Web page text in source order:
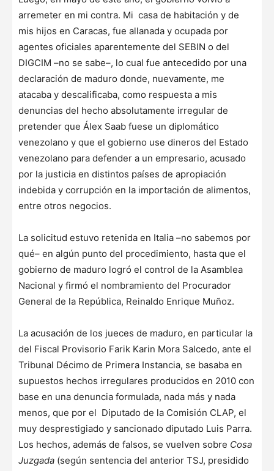
arremeter en mi contra. Mi casa de habitación y de
mis hijos en Caracas, fue allanada y ocupada por
agentes oficiales aparentemente del SEBIN o del
DIGCIM –no se sabe–, lo cual fue antecedido por una
declaración de maduro donde, nuevamente, me
atacaba y descalificaba, como respuesta a mis
denuncias del hecho absolutamente irregular de
pretender que Álex Saab fuese un diplomático
venezolano y que el gobierno use dineros del Estado
venezolano para defender a un empresario, acusado
por la justicia en distintos países de apropiación
indebida y corrupción en la importación de alimentos,
entre otros negocios.
La solicitud estuvo retenida en Italia –no sabemos por
qué– en algún punto del procedimiento, hasta que el
gobierno de maduro logró el control de la Asamblea
Nacional y firmó el nombramiento del Procurador
General de la República, Reinaldo Enrique Muñoz.
La acusación de los jueces de maduro, en particular la
del Fiscal Provisorio Farik Karin Mora Salcedo, ante el
Tribunal Décimo de Primera Instancia, se basaba en
supuestos hechos irregulares producidos en 2010 con
base en una denuncia formulada, nada más y nada
menos, que por el Diputado de la Comisión CLAP, el
muy desprestigiado y sancionado diputado Luis Parra.
Los hechos, además de falsos, se vuelven sobre Cosa
Juzgada (según sentencia del anterior TSJ, presidido